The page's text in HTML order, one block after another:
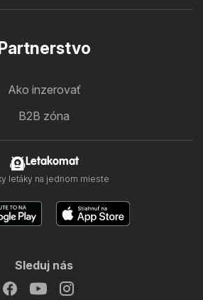
Ako inzerovať
B2B zóna
Letakomat
letáky na jednom mieste
Sleduj nás